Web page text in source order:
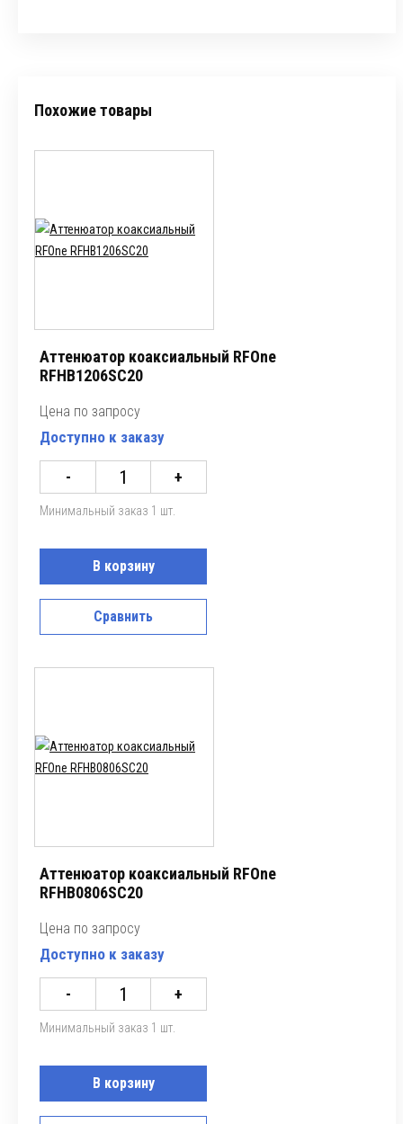
Похожие товары
Аттенюатор коаксиальный RFOne
RFHB1206SC20
Цена по запросу
Доступно к заказу
- +
Минимальный заказ 1 шт.
В корзину
Сравнить
Аттенюатор коаксиальный RFOne
RFHB0806SC20
Цена по запросу
Доступно к заказу
- +
Минимальный заказ 1 шт.
В корзину